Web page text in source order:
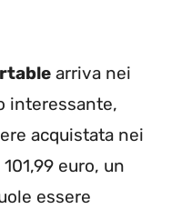
arriva nei
interessante,
acquistata nei
euro, un
essere